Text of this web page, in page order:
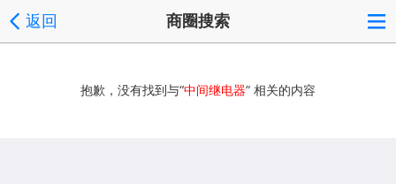
返回 商圈搜索
抱歉，没有找到与“中间继电器” 相关的内容